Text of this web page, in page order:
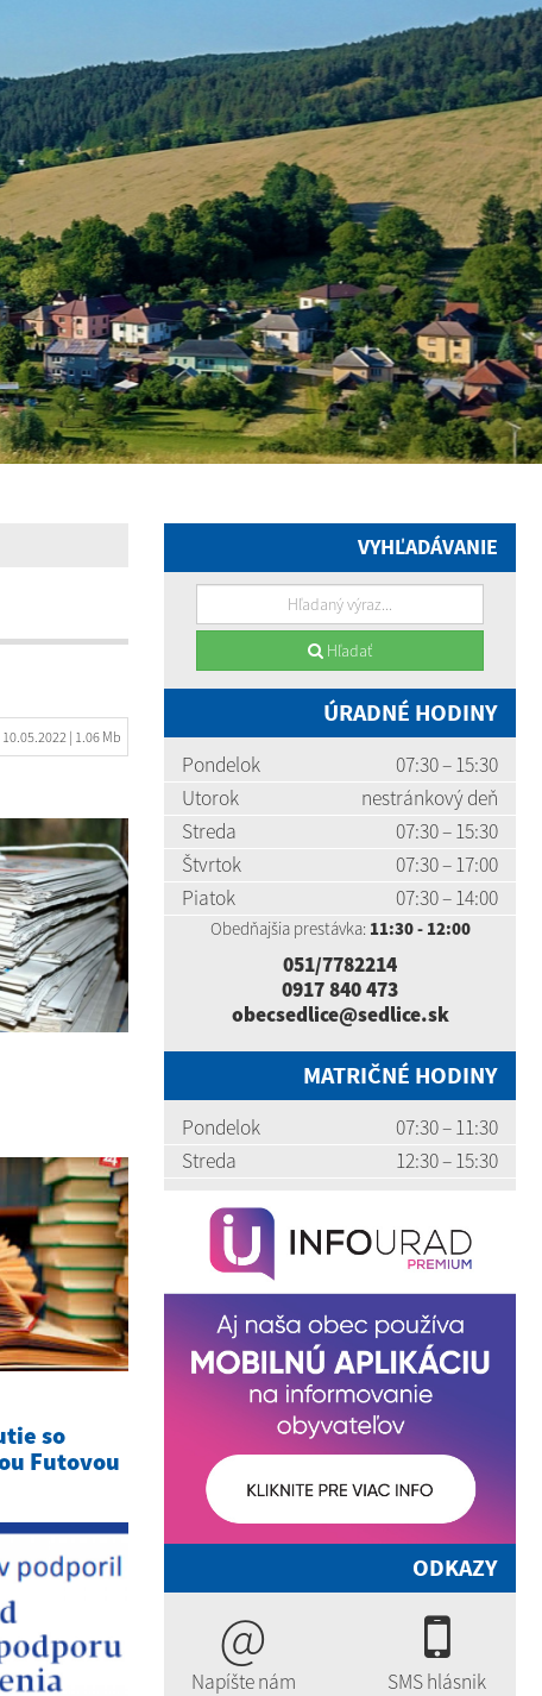
10.05.2022| 1.06 Mb
so
Futovou
VYHĽADÁVANIE
Hľadať
ÚRADNÉ HODINY
Pondelok
07:30 – 15:30
Utorok
nestránkový deň
Streda
07:30 – 15:30
Štvrtok
07:30 – 17:00
Piatok
07:30 – 14:00
Obedňajšia prestávka: 11:30 - 12:00
051/7782214
0917 840 473
obecsedlice@sedlice.sk
MATRIČNÉ HODINY
Pondelok
07:30 – 11:30
Streda
12:30 – 15:30
ODKAZY
@
Napíšte nám SMS hlásnik